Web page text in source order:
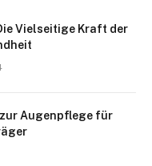
Vielseitige Kraft der
Augenpflege für